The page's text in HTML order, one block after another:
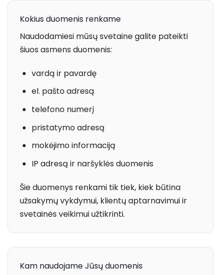
Kokius duomenis renkame
Naudodamiesi mūsų svetaine galite pateikti
šiuos asmens duomenis:
vardą ir pavardę
el. pašto adresą
telefono numerį
pristatymo adresą
mokėjimo informaciją
IP adresą ir naršyklės duomenis
Šie duomenys renkami tik tiek, kiek būtina
užsakymų vykdymui, klientų aptarnavimui ir
svetainės veikimui užtikrinti.
Kam naudojame Jūsų duomenis